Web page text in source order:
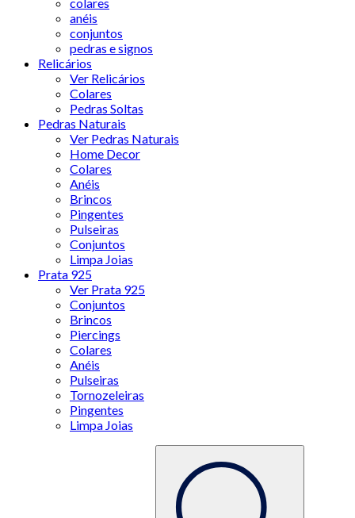
anéis
conjuntos
pedras e signos
Relicários
Ver Relicários
Colares
Pedras Soltas
Pedras Naturais
Ver Pedras Naturais
Home Decor
Colares
Anéis
Brincos
Pingentes
Pulseiras
Conjuntos
Limpa Joias
Prata 925
Ver Prata 925
Conjuntos
Brincos
Piercings
Colares
Anéis
Pulseiras
Tornozeleiras
Pingentes
Limpa Joias